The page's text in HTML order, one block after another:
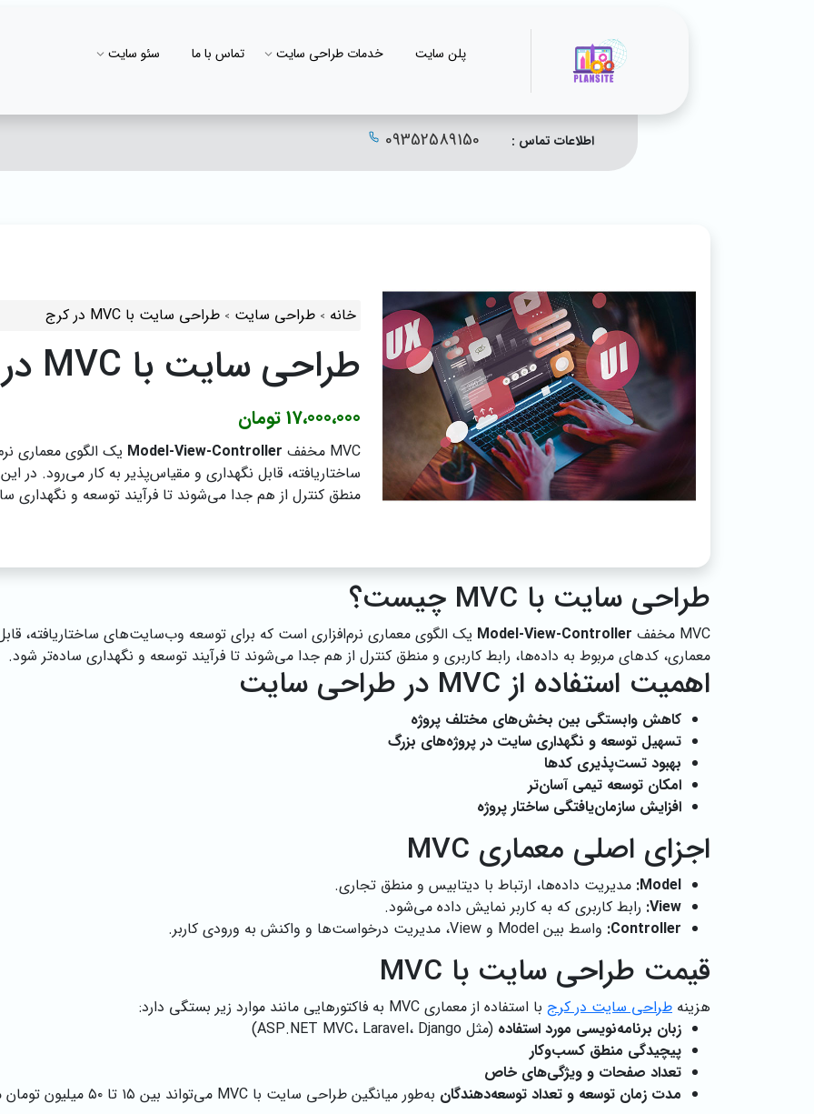
پلن سایت خدمات طراحی سایت تماس با ما سئو سایت
اطلاعات تماس : 09352589150
خانه طراحی سایت طراحی سایت با MVC در کرج
طراحی سایت با MVC در کرج
17،000،000 تومان
MVC مخفف Model-View-Controller یک الگوی معماری
ساختاریافته، قابل نگهداری و مقیاس‌پذیر به کار می‌رود. در
منطق کنترل از هم جدا می‌شوند تا فرآیند توسعه و نگهداری
طراحی سایت با MVC چیست؟
MVC مخفف Model-View-Controller یک الگوی معماری نرم‌افزاری است که برای توسعه وب‌سایت‌های ساختاریافته،
معماری، کدهای مربوط به داده‌ها، رابط کاربری و منطق کنترل از هم جدا می‌شوند تا فرآیند توسعه و نگهداری ساده‌تر شود.
اهمیت استفاده از MVC در طراحی سایت
کاهش وابستگی بین بخش‌های مختلف پروژه
تسهیل توسعه و نگهداری سایت در پروژه‌های بزرگ
بهبود تست‌پذیری کدها
امکان توسعه تیمی آسان‌تر
افزایش سازمان‌یافتگی ساختار پروژه
اجزای اصلی معماری MVC
Model: مدیریت داده‌ها، ارتباط با دیتابیس و منطق تجاری.
View: رابط کاربری که به کاربر نمایش داده می‌شود.
Controller: واسط بین Model و View، مدیریت درخواست‌ها و واکنش به ورودی کاربر.
قیمت طراحی سایت با MVC
هزینه طراحی سایت در کرج با استفاده از معماری MVC به فاکتورهایی مانند موارد زیر بستگی دارد:
زبان برنامه‌نویسی مورد استفاده (مثل ASP.NET MVC، Laravel، Django)
پیچیدگی منطق کسب‌وکار
تعداد صفحات و ویژگی‌های خاص
مدت زمان توسعه و تعداد توسعه‌دهندگان به‌طور میانگین طراحی سایت با MVC می‌تواند بین ۱۵ تا ۵۰ میلیون تومان متغیر باشد.